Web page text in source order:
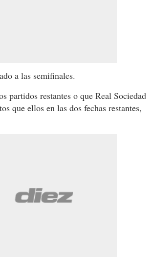
a las semifinales.
partidos restantes o que Real Sociedad
que ellos en las dos fechas restantes,